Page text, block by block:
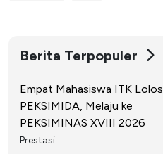
Berita Terpopuler
Empat Mahasiswa ITK Lolos
PEKSIMIDA, Melaju ke
PEKSIMINAS XVIII 2026
Prestasi